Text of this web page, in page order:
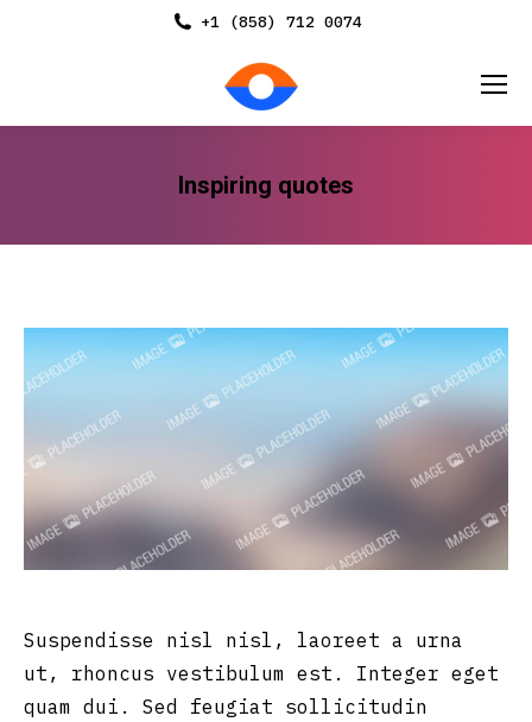
+1 (858) 712 0074
Inspiring quotes
Suspendisse nisl nisl, laoreet a urna
ut, rhoncus vestibulum est. Integer eget
quam dui. Sed feugiat sollicitudin